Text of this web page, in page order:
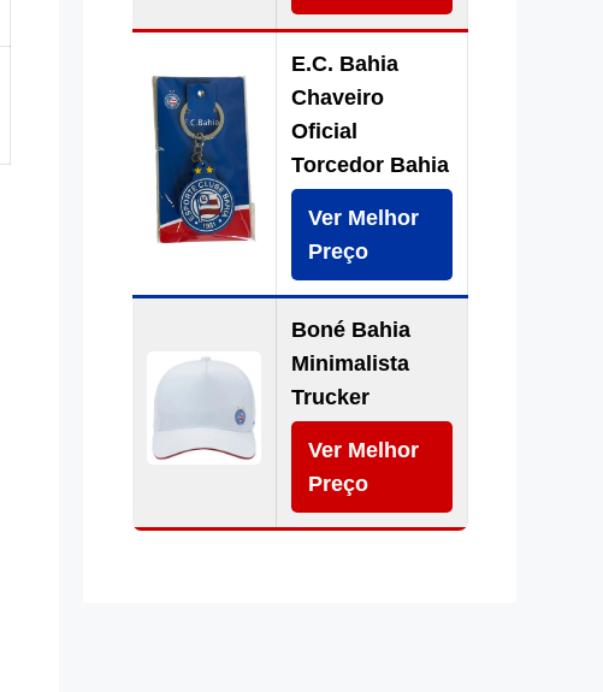
E.C. Bahia
Chaveiro
Oficial
Torcedor Bahia
Ver Melhor
Preço
Boné Bahia
Minimalista
Trucker
Ver Melhor
Preço